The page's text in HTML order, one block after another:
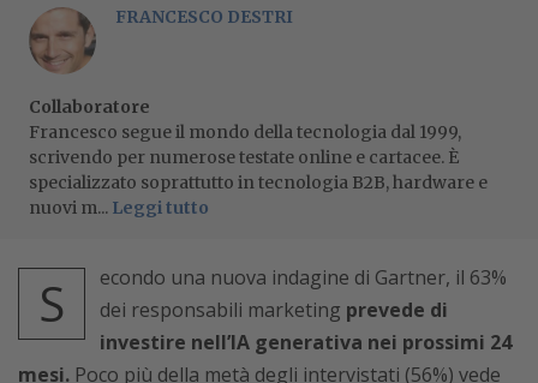
FRANCESCO DESTRI
Collaboratore
Francesco segue il mondo della tecnologia dal 1999,
scrivendo per numerose testate online e cartacee. È
specializzato soprattutto in tecnologia B2B, hardware e
nuovi m... Leggi tutto
S
econdo una nuova indagine di Gartner, il 63%
dei responsabili marketing prevede di
investire nell’IA generativa nei prossimi 24
mesi. Poco più della metà degli intervistati (56%) vede